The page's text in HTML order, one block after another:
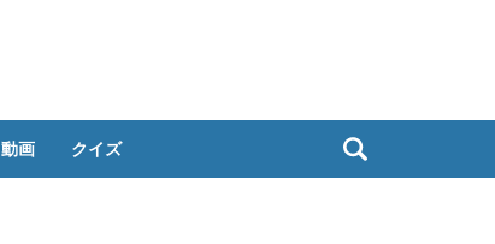
動画 クイズ